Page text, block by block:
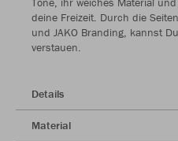
deine Freizeit. Durch die
und JAKO Branding, kannst
verstauen.
Details
Material